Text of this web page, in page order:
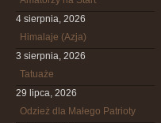
4 sierpnia, 2026
Himalaje (Azja)
3 sierpnia, 2026
Tatuaże
29 lipca, 2026
Odzież dla Małego Patrioty